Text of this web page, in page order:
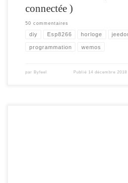
connectée )
50 commentaires
diy Esp8266 horloge
programmation wemos
par Byfeel Publié 14 décembre 2018